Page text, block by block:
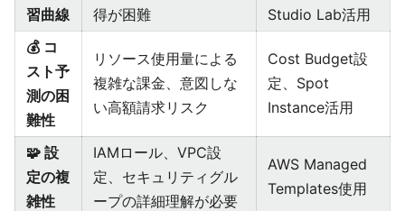
習曲線
得が困難
Studio Lab活用
💰 コ
スト予
測の困
難性
リソース使用量による
複雑な課金、意図しな
い高額請求リスク
Cost Budget設
定、Spot
Instance活用
🧩 設
定の複
雑性
IAMロール、VPC設
定、セキュリティグル
ープの詳細理解が必要
AWS Managed
Templates使用